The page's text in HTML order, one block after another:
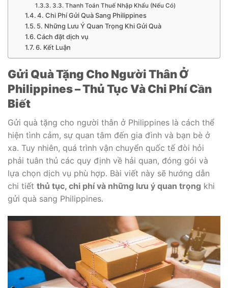
3.3. Thanh Toán Thuế Nhập Khẩu (Nếu Có)
4. Chi Phí Gửi Quà Sang Philippines
5. Những Lưu Ý Quan Trọng Khi Gửi Quà
Cách đặt dịch vụ
6. Kết Luận
Gửi Quà Tặng Cho Người Thân Ở
Philippines – Thủ Tục Và Chi Phí Cần
Biết
Gửi quà tặng cho người thân ở Philippines là cách thể
hiện tình cảm, sự quan tâm đến gia đình và bạn bè ở
xa. Tuy nhiên, quá trình vận chuyển quốc tế đòi hỏi
phải tuân thủ các quy định về hải quan, đóng gói và
lựa chọn dịch vụ phù hợp. Bài viết này sẽ hướng dẫn
chi tiết thủ tục, chi phí và những lưu ý quan trọng khi
gửi quà sang Philippines.